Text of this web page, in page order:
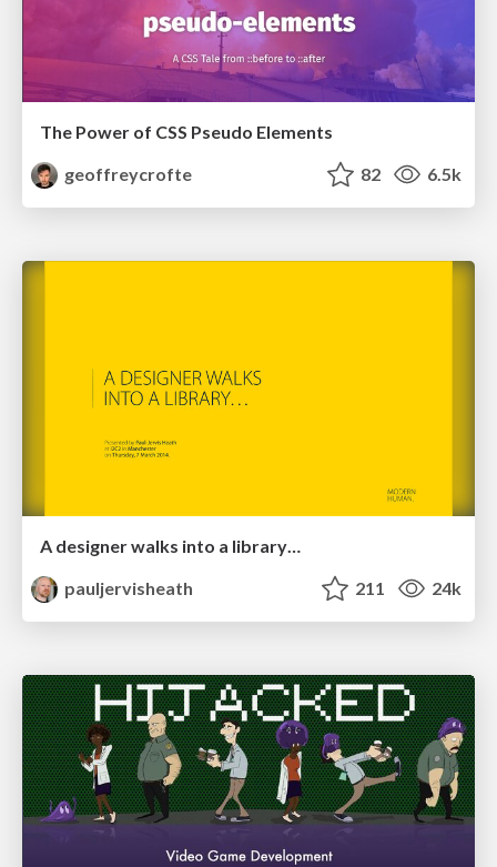
The Power of CSS Pseudo Elements
geoffreycrofte
82 6.5k
A designer walks into a library…
pauljervisheath
211 24k